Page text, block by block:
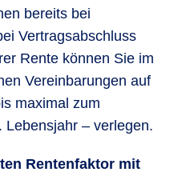
bereits bei
Vertragsabschluss
Rente können Sie im
Vereinbarungen auf
maximal zum
– verlegen.
Rentenfaktor mit